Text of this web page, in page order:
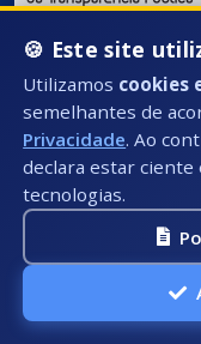
Endereço /
Rua Átila Vivaqua,
Kennedy - ES, CEP:
🍪 Este site
Utilizamos cookies
semelhantes de
Privacidade. Ao
declara estar ciente
tecnologias.